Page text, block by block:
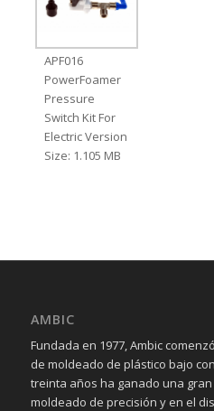
APF016
PowerFoamer
Pressure
Switch Kit For
Electric Version
Size: 1.105 MB
AMBIC
Fundada en 1977, Ambic
de moldeado de plástico bajo
treinta años ha ganado una
moldeado de precisión y en el